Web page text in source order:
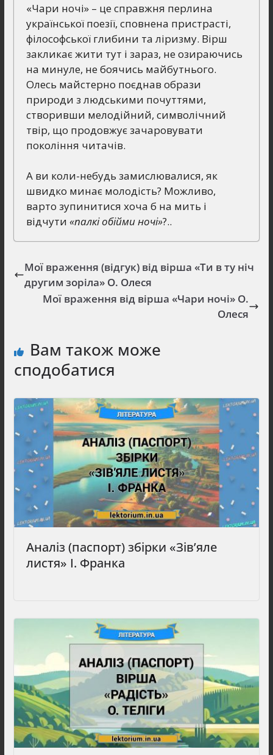
«Чари ночі» – це справжня перлина
української поезії, сповнена пристрасті,
філософської глибини та ліризму. Вірш
закликає жити тут і зараз, не озираючись
на минуле, не боячись майбутнього.
Олесь майстерно поєднав образи
природи з людськими почуттями,
створивши мелодійний, символічний
твір, що продовжує зачаровувати
покоління читачів.
А ви коли-небудь замислювалися, як
швидко минає молодість? Можливо,
варто зупинитися хоча б на мить і
відчути «палкі обійми ночі»?..
Мої враження (відгук) від вірша «Ти в ту ніч
другим зоріла» О. Олеся
Мої враження від вірша «Чари ночі» О.
Олеся
Вам також може
сподобатися
Аналіз (паспорт) збірки «Зів’яле
листя» І. Франка